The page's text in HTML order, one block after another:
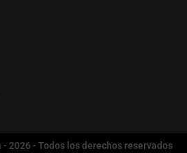
2026 - Todos los derechos reservados